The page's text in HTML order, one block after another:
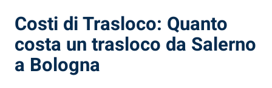
Costi di Trasloco: Quanto
costa un trasloco da Salerno
a Bologna